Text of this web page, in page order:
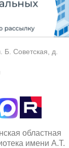
Б. Советская, д.
областная
имени А.Т.